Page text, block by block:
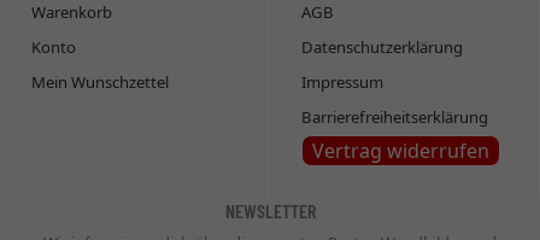
Warenkorb
Konto
Mein Wunschzettel
AGB
Datenschutzerklärung
Impressum
Barrierefreiheitserklärung
Vertrag widerrufen
NEWSLETTER